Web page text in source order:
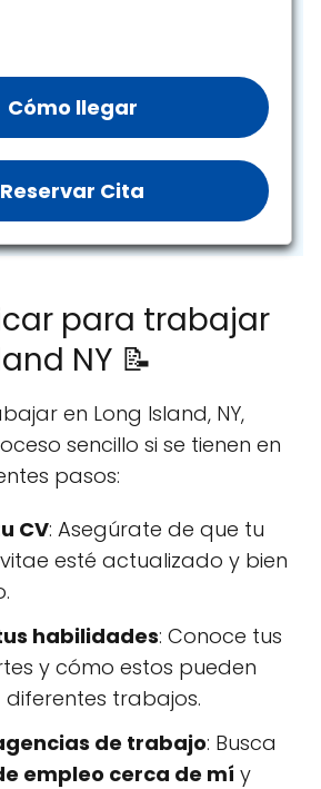
Cómo llegar
Reservar Cita
para trabajar
NY 📝
en Long Island, NY,
sencillo si se tienen en
pasos:
CV: Asegúrate de que tu
esté actualizado y bien
habilidades: Conoce tus
y cómo estos pueden
trabajos.
de trabajo: Busca
empleo cerca de mí y